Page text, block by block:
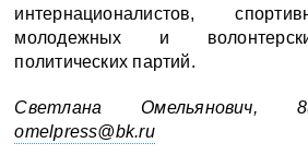
интернационалистов,
молодежных и
политических партий.
Светлана Омельянович,
omelpress@bk.ru